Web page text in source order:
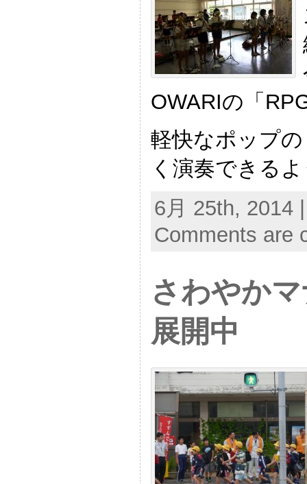
OWARIの「
軽快なポップ
く演奏できる
6月 25th, 2014
Comments are
さわやか
展開中